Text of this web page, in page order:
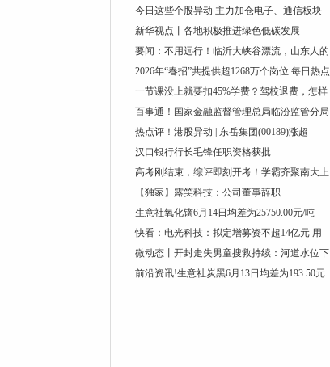
今日这些个股异动 主力加仓电子、通信板块
新华视点丨各地积极推进绿色低碳发展
要闻：不用远行！临沂大峡谷漂流，山东人的
2026年“春招”共提供超1268万个岗位 每日热点
一节课没上就要扣45%学费？驾校退费，怎样
百事通！国家金融监督管理总局临汾监管分局
热点评！港股异动 | 东岳集团(00189)涨超
汉口银行行长毛锋任职资格获批
高考刚结束，综评即刻开考！学霸齐聚南大上
【独家】露笑科技：公司董事辞职
生意社氧化镝6月14日均差为25750.00元/吨
快看：电光科技：拟定增募资不超14亿元 用
微动态丨开封走失男童搜救持续：河道水位下
前沿资讯!生意社炭黑6月13日均差为193.50元